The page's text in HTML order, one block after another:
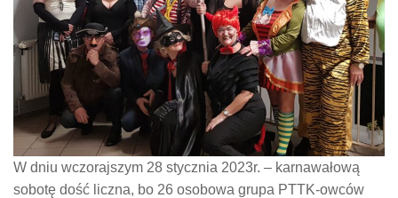
W dniu wczorajszym 28 stycznia 2023r. – karnawałową
sobotę dość liczna, bo 26 osobowa grupa PTTK-owców